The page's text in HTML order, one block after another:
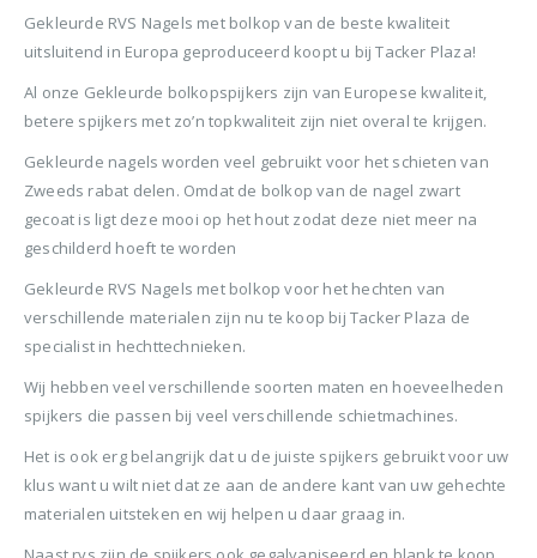
Gekleurde RVS Nagels met bolkop van de beste kwaliteit
uitsluitend in Europa geproduceerd koopt u bij Tacker Plaza!
Al onze Gekleurde bolkopspijkers zijn van Europese kwaliteit,
betere spijkers met zo’n topkwaliteit zijn niet overal te krijgen.
Gekleurde nagels worden veel gebruikt voor het schieten van
Zweeds rabat delen. Omdat de bolkop van de nagel zwart
gecoat is ligt deze mooi op het hout zodat deze niet meer na
geschilderd hoeft te worden
Gekleurde RVS Nagels met bolkop voor het hechten van
verschillende materialen zijn nu te koop bij Tacker Plaza de
specialist in hechttechnieken.
Wij hebben veel verschillende soorten maten en hoeveelheden
spijkers die passen bij veel verschillende schietmachines.
Het is ook erg belangrijk dat u de juiste spijkers gebruikt voor uw
klus want u wilt niet dat ze aan de andere kant van uw gehechte
materialen uitsteken en wij helpen u daar graag in.
Stripnagels rondkop 4.2x160mm blank 21° 1250 stuks
0 out of 5
€116,75
(€ 141,27 incl.
Stinger Caps 22mm Nieten met Caps voor de CS150B 2000 stuks
€88,35
(€ 106,90 incl.
Rolnagels RVS 2.5x65mm (1200st) plastic gebonden
€79,95
Senco PAL70 Coilnailer 45-65mm Dual
out of 5
€680,00
was:
€680,00.
is:
€599,50.
BTW)
€680,00
prijs
was:
€680,00.
prijs
is:
( €683,65incl.
BTW)